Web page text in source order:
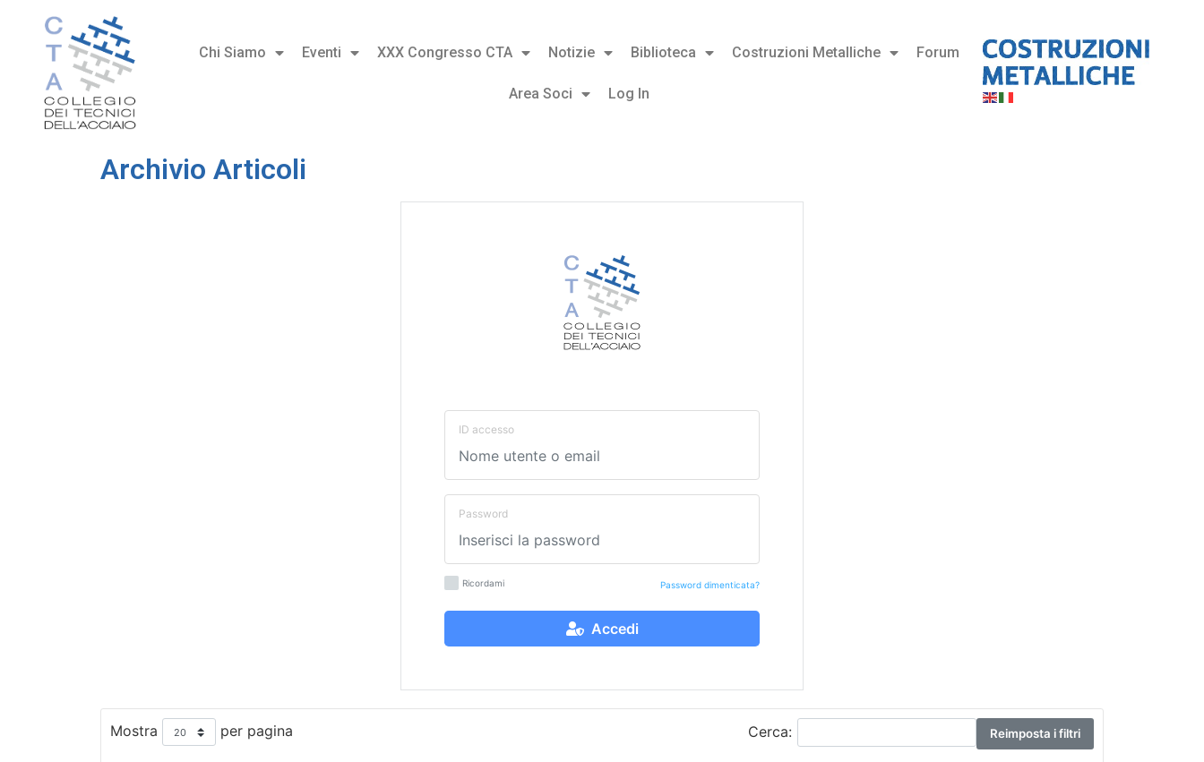
Chi Siamo Eventi XXX Congresso CTA Notizie Biblioteca Costruzioni Metalliche Forum
Area Soci Log In
Archivio Articoli
ID accesso
Password
Ricordami Password dimenticata?
Accedi
Mostra per pagina Cerca: Reimposta i filtri